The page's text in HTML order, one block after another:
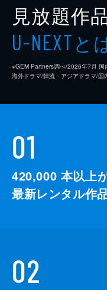
見放題作
U-NEXTと
※GEM Partners調べ/2026年7⽉ 国
海外ドラマ/韓流・アジアドラマ/国
01
420,000 本以上
最新レンタル作
02